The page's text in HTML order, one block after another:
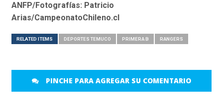
ANFP/Fotografías: Patricio
Arias/CampeonatoChileno.cl
RELATED ITEMS DEPORTES TEMUCO PRIMERA B RANGERS
PINCHE PARA AGREGAR SU COMENTARIO